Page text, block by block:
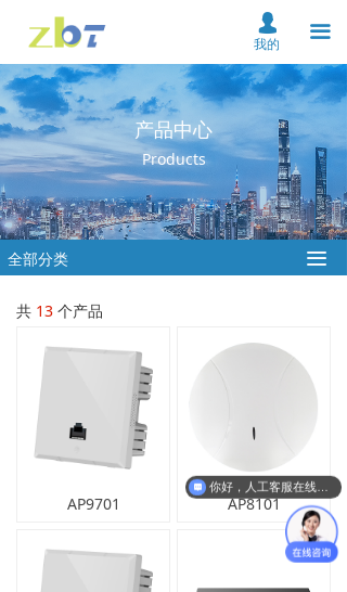
끀
首页
关于我们
产品中心
解决方案
资料下载
服务支持
新闻中心
在线购买
联系我们
云平台
넙
我的
产品中心
Products
全部分类 끀
共 13 个产品
AP9701 AP8101
你好，人工客服在线吗？